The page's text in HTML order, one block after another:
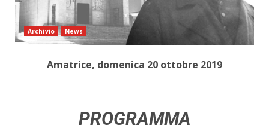
Archivio News
Amatrice, domenica 20 ottobre 2019
PROGRAMMA